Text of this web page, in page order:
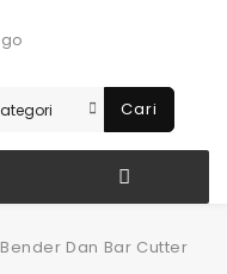
Cari
Dan Bar Cutter